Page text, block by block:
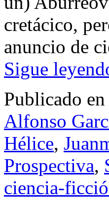
cretácico,
anuncio de
Sigue
Publicado en
Alfonso
Hélice,
Prospectiva,
ciencia-